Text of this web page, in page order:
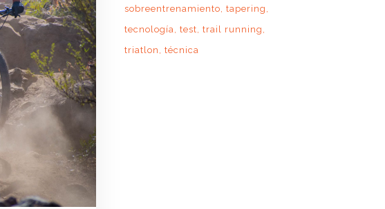
sobreentrenamiento tapering
tecnología test trail running
triatlon
técnica